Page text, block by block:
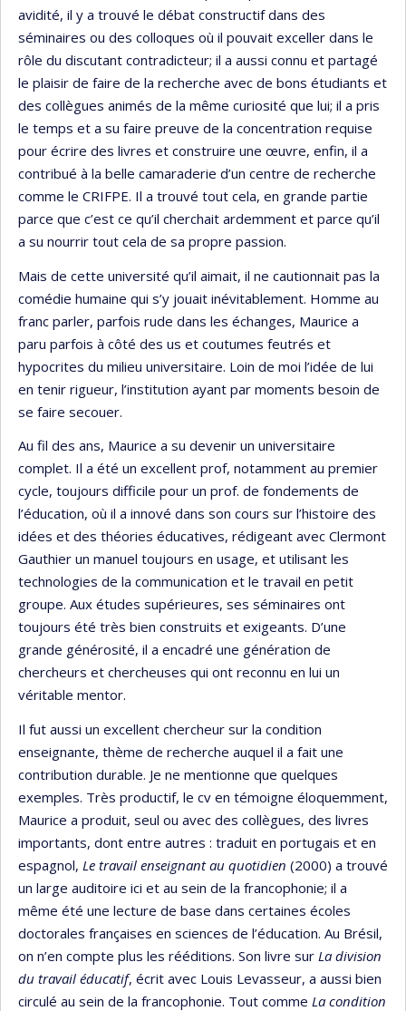
avidité, il y a trouvé le débat constructif dans des
séminaires ou des colloques où il pouvait exceller dans le
rôle du discutant contradicteur; il a aussi connu et partagé
le plaisir de faire de la recherche avec de bons étudiants et
des collègues animés de la même curiosité que lui; il a pris
le temps et a su faire preuve de la concentration requise
pour écrire des livres et construire une œuvre, enfin, il a
contribué à la belle camaraderie d’un centre de recherche
comme le CRIFPE. Il a trouvé tout cela, en grande partie
parce que c’est ce qu’il cherchait ardemment et parce qu’il
a su nourrir tout cela de sa propre passion.
Mais de cette université qu’il aimait, il ne cautionnait pas la
comédie humaine qui s’y jouait inévitablement. Homme au
franc parler, parfois rude dans les échanges, Maurice a
paru parfois à côté des us et coutumes feutrés et
hypocrites du milieu universitaire. Loin de moi l’idée de lui
en tenir rigueur, l’institution ayant par moments besoin de
se faire secouer.
Au fil des ans, Maurice a su devenir un universitaire
complet. Il a été un excellent prof, notamment au premier
cycle, toujours difficile pour un prof. de fondements de
l’éducation, où il a innové dans son cours sur l’histoire des
idées et des théories éducatives, rédigeant avec Clermont
Gauthier un manuel toujours en usage, et utilisant les
technologies de la communication et le travail en petit
groupe. Aux études supérieures, ses séminaires ont
toujours été très bien construits et exigeants. D’une
grande générosité, il a encadré une génération de
chercheurs et chercheuses qui ont reconnu en lui un
véritable mentor.
Il fut aussi un excellent chercheur sur la condition
enseignante, thème de recherche auquel il a fait une
contribution durable. Je ne mentionne que quelques
exemples. Très productif, le cv en témoigne éloquemment,
Maurice a produit, seul ou avec des collègues, des livres
importants, dont entre autres : traduit en portugais et en
espagnol, Le travail enseignant au quotidien (2000) a trouvé
un large auditoire ici et au sein de la francophonie; il a
même été une lecture de base dans certaines écoles
doctorales françaises en sciences de l’éducation. Au Brésil,
on n’en compte plus les rééditions. Son livre sur La division
du travail éducatif, écrit avec Louis Levasseur, a aussi bien
circulé au sein de la francophonie. Tout comme La condition